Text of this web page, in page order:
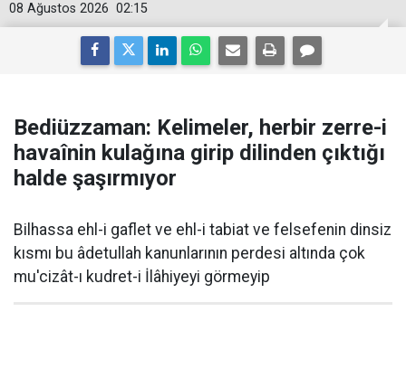
02:15
08 Ağustos 2026
Bediüzzaman: Kelimeler, herbir zerre-i
havaînin kulağına girip dilinden çıktığı
halde şaşırmıyor
Bilhassa ehl-i gaflet ve ehl-i tabiat ve felsefenin dinsiz
kısmı bu âdetullah kanunlarının perdesi altında çok
mu'cizât-ı kudret-i İlâhiyeyi görmeyip